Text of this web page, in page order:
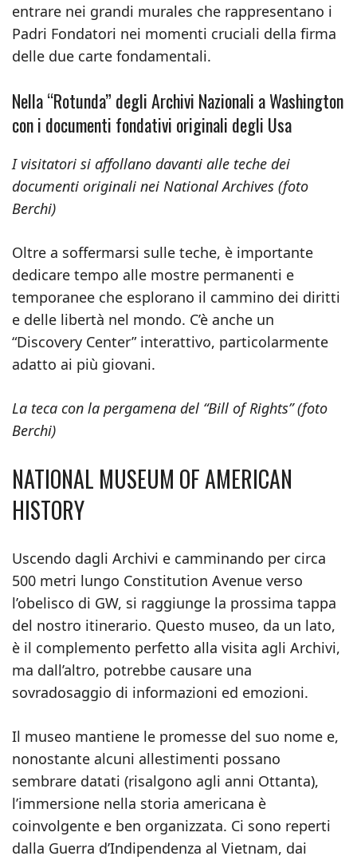
entrare nei grandi murales che rappresentano i
Padri Fondatori nei momenti cruciali della firma
delle due carte fondamentali.
Nella “Rotunda” degli Archivi Nazionali a Washington
con i documenti fondativi originali degli Usa
I visitatori si affollano davanti alle teche dei
documenti originali nei National Archives (foto
Berchi)
Oltre a soffermarsi sulle teche, è importante
dedicare tempo alle mostre permanenti e
temporanee che esplorano il cammino dei diritti
e delle libertà nel mondo. C’è anche un
“Discovery Center” interattivo, particolarmente
adatto ai più giovani.
La teca con la pergamena del “Bill of Rights” (foto
Berchi)
NATIONAL MUSEUM OF AMERICAN
HISTORY
Uscendo dagli Archivi e camminando per circa
500 metri lungo Constitution Avenue verso
l’obelisco di GW, si raggiunge la prossima tappa
del nostro itinerario. Questo museo, da un lato,
è il complemento perfetto alla visita agli Archivi,
ma dall’altro, potrebbe causare una
sovradosaggio di informazioni ed emozioni.
Il museo mantiene le promesse del suo nome e,
nonostante alcuni allestimenti possano
sembrare datati (risalgono agli anni Ottanta),
l’immersione nella storia americana è
coinvolgente e ben organizzata. Ci sono reperti
dalla Guerra d’Indipendenza al Vietnam, dai